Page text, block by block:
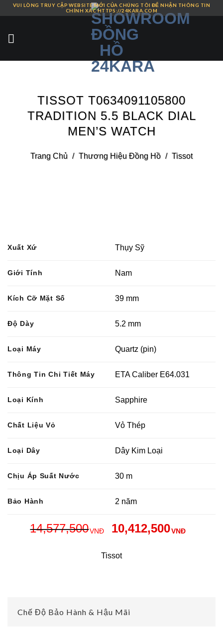
Skip
content
VUI LÒNG TRUY CẬP WEBSITE MỚI CỦA CHÚNG TÔI ĐỂ NHẬN THÔNG TIN
CHÍNH XÁC HTTPS://24KARA.COM
TISSOT T0634091105800
TRADITION 5.5 BLACK DIAL
MEN’S WATCH
Trang Chủ / Thương Hiệu Đồng Hồ / Tissot
Xuất Xứ Thụy Sỹ
Giới Tính Nam
Kích Cỡ Mặt Số 39 mm
Độ Dày 5.2 mm
Loại Máy Quartz (pin)
Thông Tin Chi Tiết Máy ETA Caliber E64.031
Loại Kính Sapphire
Chất Liệu Vỏ Vỏ Thép
Loại Dây Dây Kim Loại
Chịu Áp Suất Nước 30 m
Bảo Hành 2 năm
14,577,500VNĐ 10,412,500VNĐ
Tissot
Chế Độ Bảo Hành & Hậu Mãi